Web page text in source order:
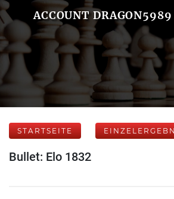
ACCOUNT DRAGON5989
STARTSEITE
Bullet: Elo 1832